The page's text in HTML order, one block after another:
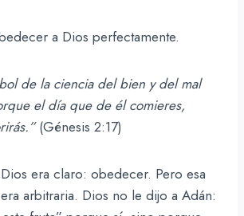
a Dios perfectamente.
de la ciencia del bien y del mal
el día que de él comieres,
(Génesis 2:17)
era claro: obedecer. Pero esa
arbitraria. Dios no le dijo a Adán: